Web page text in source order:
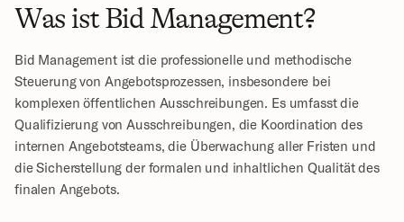
Was ist Bid Management?
Bid Management ist die professionelle und methodische
Steuerung von Angebotsprozessen, insbesondere bei
komplexen öffentlichen Ausschreibungen. Es umfasst die
Qualifizierung von Ausschreibungen, die Koordination des
internen Angebotsteams, die Überwachung aller Fristen und
die Sicherstellung der formalen und inhaltlichen Qualität des
finalen Angebots.